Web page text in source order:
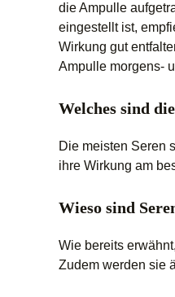
die Ampulle
eingestellt ist,
Wirkung gut
Ampulle morgens-
Welches sind
Die meisten Seren
ihre Wirkung am
Wieso sind
Wie bereits
Zudem werden sie